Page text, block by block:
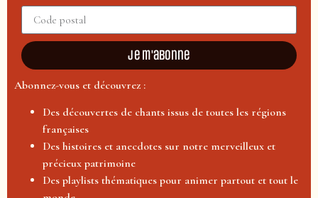
Je m'abonne
Abonnez-vous et découvrez :
Des découvertes de chants issus de toutes les régions
françaises
Des histoires et anecdotes sur notre merveilleux et
précieux patrimoine
Des playlists thématiques pour animer partout et tout le